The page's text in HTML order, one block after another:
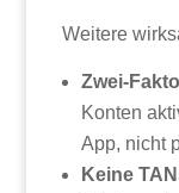
Weitere
Zwei-
Konten
App, nicht
Keine